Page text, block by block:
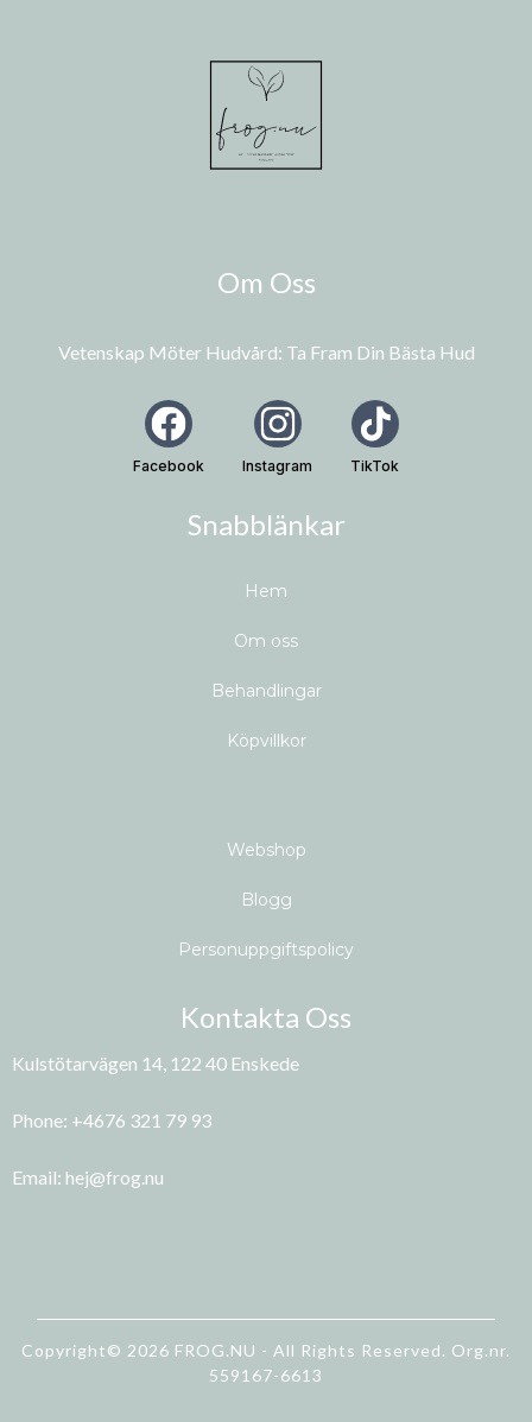
Om Oss
Vetenskap Möter Hudvård: Ta Fram Din Bästa Hud
Facebook Instagram TikTok
Snabblänkar
H em
Om oss
Behandlingar
Köpvillkor
Webshop
Blogg
Personuppgiftspolicy
Kontakta Oss
Kulstötarvägen 14, 122 40 Enskede
Phone: +4676 321 79 93
Email: hej@frog.nu
Copyright© 2026 FROG.NU - All Rights Reserved. Org.nr.
559167-6613